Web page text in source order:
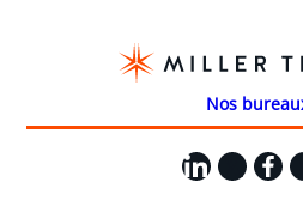
Nos
LinkedIn
X